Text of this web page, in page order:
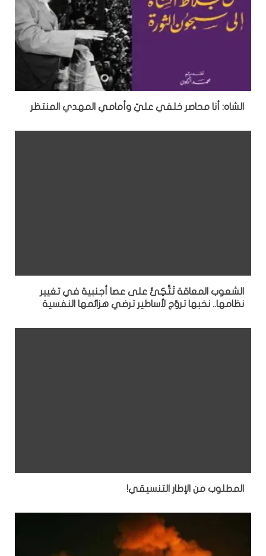
الشاه: أنا محاصر خلفي عليّ وأمامي المهدي المنتظر
الشعوب المعاقة تَتَّكِئُ على عصا أجنبية في تغيير
نظامها.. نخبها تروّج لأساطير ترضي هزائمها النفسية
المطلوب من الإطار التنسيقي!